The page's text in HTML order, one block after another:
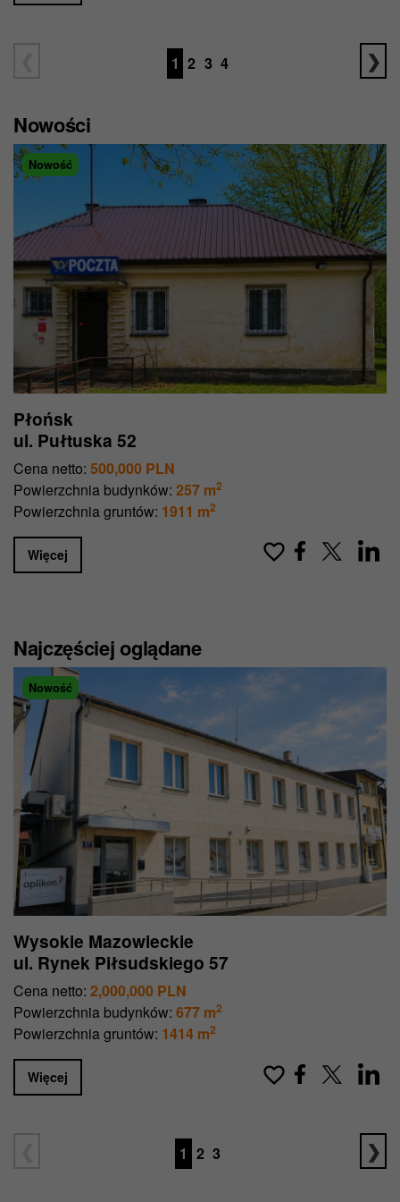
1 2 3 4
Nowości
Nowość
Płońsk
ul. Pułtuska 52
Cena netto: 500,000 PLN
Powierzchnia budynków: 257 m2
Powierzchnia gruntów: 1911 m2
Więcej
Najczęściej oglądane
Nowość
Wysokie Mazowieckie
ul. Rynek Piłsudskiego 57
Cena netto: 2,000,000 PLN
Powierzchnia budynków: 677 m2
Powierzchnia gruntów: 1414 m2
Więcej
1 2 3